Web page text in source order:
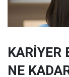
KARİYER
NE